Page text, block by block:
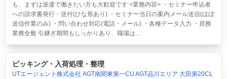
も、まずは派遣で働きたい方も大歓迎です <業務内容> ・セミナー申込者
への請求書発行・送付(ひな形あり) ・セミナー当日の案内メール送信(ほぼ
送信作業のみ) ・問い合わせ対応(電話・メール) ・各種データ入力 ・庶務
業務全般 引継ぎ期間もしっかりあり、職場は...
ピッキング・入荷処理・整理
UTエージェント株式会社 AGT南関東第一CU AGT品川エリア 大田第20CL